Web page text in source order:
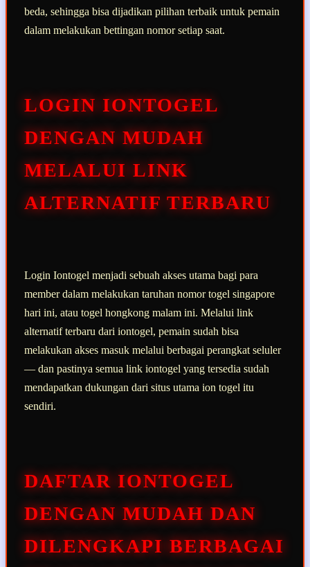
beda, sehingga bisa dijadikan pilihan terbaik untuk pemain
dalam melakukan bettingan nomor setiap saat.
LOGIN IONTOGEL
DENGAN MUDAH
MELALUI LINK
ALTERNATIF TERBARU
Login Iontogel menjadi sebuah akses utama bagi para
member dalam melakukan taruhan nomor togel singapore
hari ini, atau togel hongkong malam ini. Melalui link
alternatif terbaru dari iontogel, pemain sudah bisa
melakukan akses masuk melalui berbagai perangkat seluler
— dan pastinya semua link iontogel yang tersedia sudah
mendapatkan dukungan dari situs utama ion togel itu
sendiri.
DAFTAR IONTOGEL
DENGAN MUDAH DAN
DILENGKAPI BERBAGAI